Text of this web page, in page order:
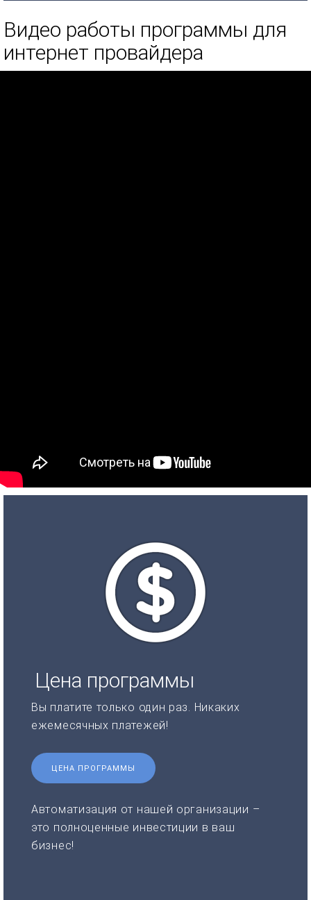
Видео работы программы для
интернет провайдера
Цена программы
Вы платите только один раз. Никаких
ежемесячных платежей!
ЦЕНА ПРОГРАММЫ
Автоматизация от нашей организации –
это полноценные инвестиции в ваш
бизнес!